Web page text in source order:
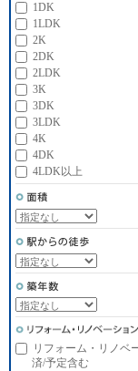
1DK
1LDK
2K
2DK
2LDK
3K
3DK
3LDK
4K
4DK
4LDK以上
リフォーム・リノベ
済/予定含む